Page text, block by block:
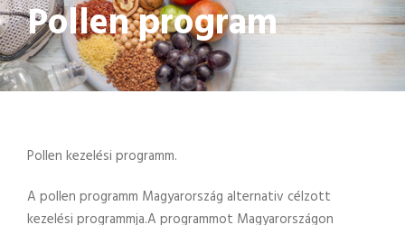
Pollen program
Pollen kezelési programm.
A pollen programm Magyarország alternativ célzott
kezelési programmja.A programmot Magyarországon